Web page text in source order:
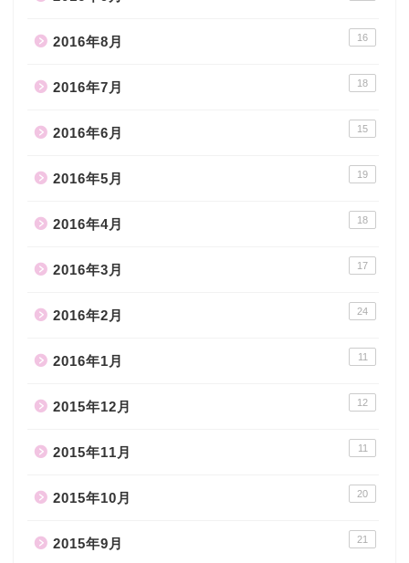
2016年8月 16
2016年7月 18
2016年6月 15
2016年5月 19
2016年4月 18
2016年3月 17
2016年2月 24
2016年1月 11
2015年12月 12
2015年11月 11
2015年10月 20
2015年9月 21